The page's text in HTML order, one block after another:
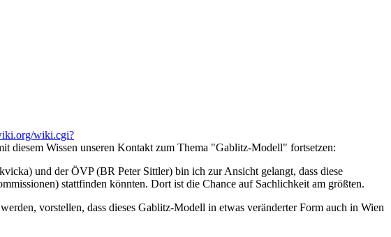
wiki.cgi?
diesem Wissen unseren Kontakt zum Thema "Gablitz-Modell" fortsetzen:
und der ÖVP (BR Peter Sittler) bin ich zur Ansicht gelangt, dass diese
stattfinden könnten. Dort ist die Chance auf Sachlichkeit am größten.
vorstellen, dass dieses Gablitz-Modell in etwas veränderter Form auch in Wien